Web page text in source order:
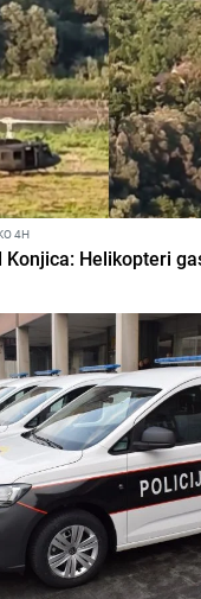
4H
Konjica: Helikopteri